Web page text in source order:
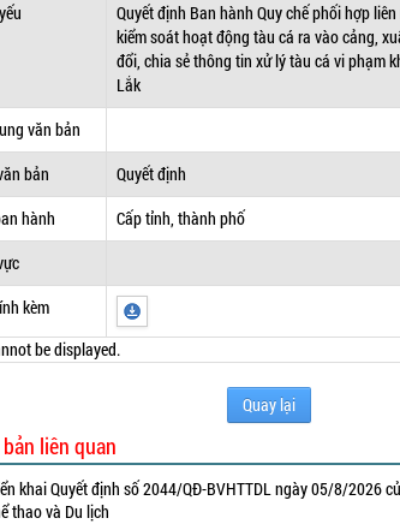
Quyết định Ban hành Quy chế phối hợp
kiểm soát hoạt động tàu cá ra vào cảng,
đổi, chia sẻ thông tin xử lý tàu cá vi phạm
Lắk
văn bản
bản
Quyết định
hành
Cấp tỉnh, thành phố
kèm
be displayed.
Quay lại
liên quan
khai Quyết định số 2044/QĐ-BVHTTDL ngày 05/8/2026
thao và Du lịch